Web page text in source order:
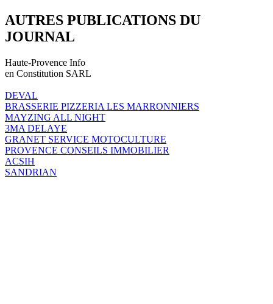
AUTRES PUBLICATIONS DU
JOURNAL
Haute-Provence Info
en Constitution SARL
DEVAL
BRASSERIE PIZZERIA LES MARRONNIERS
MAYZING ALL NIGHT
3MA DELAYE
GRANET SERVICE MOTOCULTURE
PROVENCE CONSEILS IMMOBILIER
ACSIH
SANDRIAN